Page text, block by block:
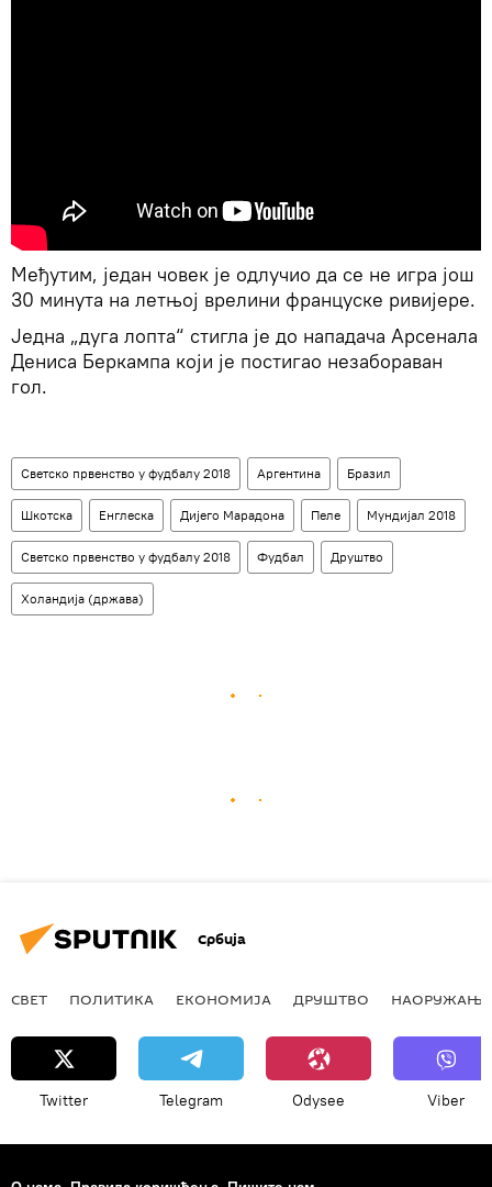
Међутим, један човек је одлучио да се не игра још
30 минута на летњој врелини француске ривијере.
Једна „дуга лопта“ стигла је до нападача Арсенала
Дениса Беркампа који је постигао незабораван
гол.
Светско првенство у фудбалу 2018 Аргентина Бразил
Шкотска Енглеска Дијего Марадона Пеле Мундијал 2018
Светско првенство у фудбалу 2018 Фудбал Друштво
Холандија (држава)
Србија
СВЕТ ПОЛИТИКА ЕКОНОМИЈА ДРУШТВО НАОРУЖАЊЕ
Twitter Telegram Odysee Viber